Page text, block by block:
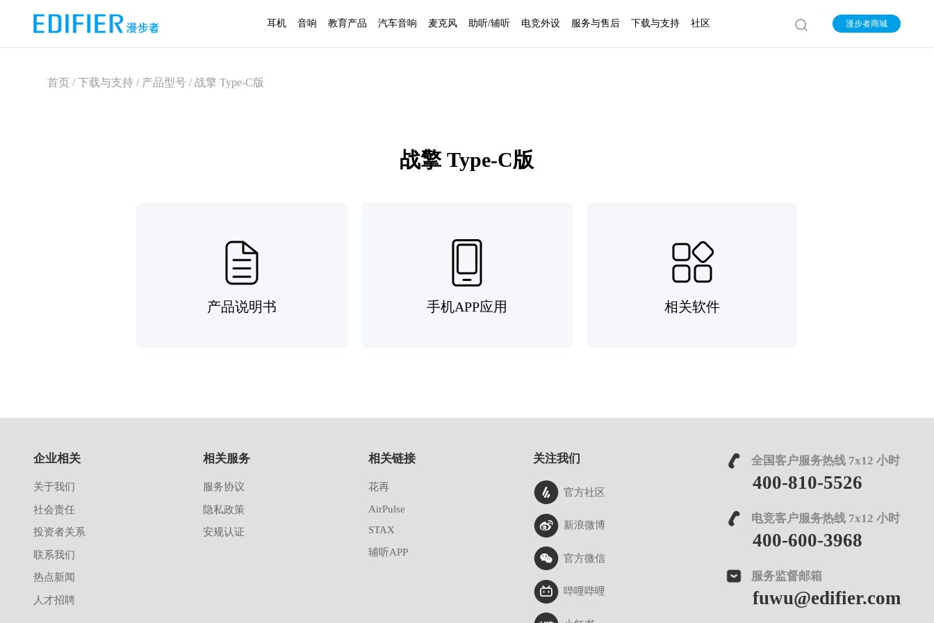
耳机 音响 教育产品 汽车音响 麦克风 助听/辅听 电竞外设 服务与售后 下载与支持 社区 漫步者商城
首页 / 下载与支持 / 产品型号 / 战擎 Type-C版
战擎 Type-C版
产品说明书 手机APP应用 相关软件
企业相关
关于我们
社会责任
投资者关系
联系我们
热点新闻
人才招聘
相关服务
服务协议
隐私政策
安规认证
相关链接
花再
AirPulse
STAX
辅听APP
关注我们
官方社区
新浪微博
官方微信
哔哩哔哩
全国客户服务热线 7x12 小时
400-810-5526
电竞客户服务热线 7x12 小时
400-600-3968
服务监督邮箱
fuwu@edifier.com